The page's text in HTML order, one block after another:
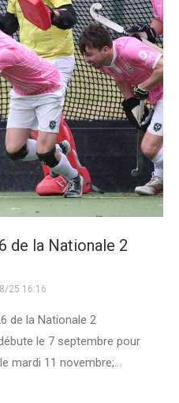
de la Nationale 2
25 16:16
de la Nationale 2
le 7 septembre pour
mardi 11 novembre;…